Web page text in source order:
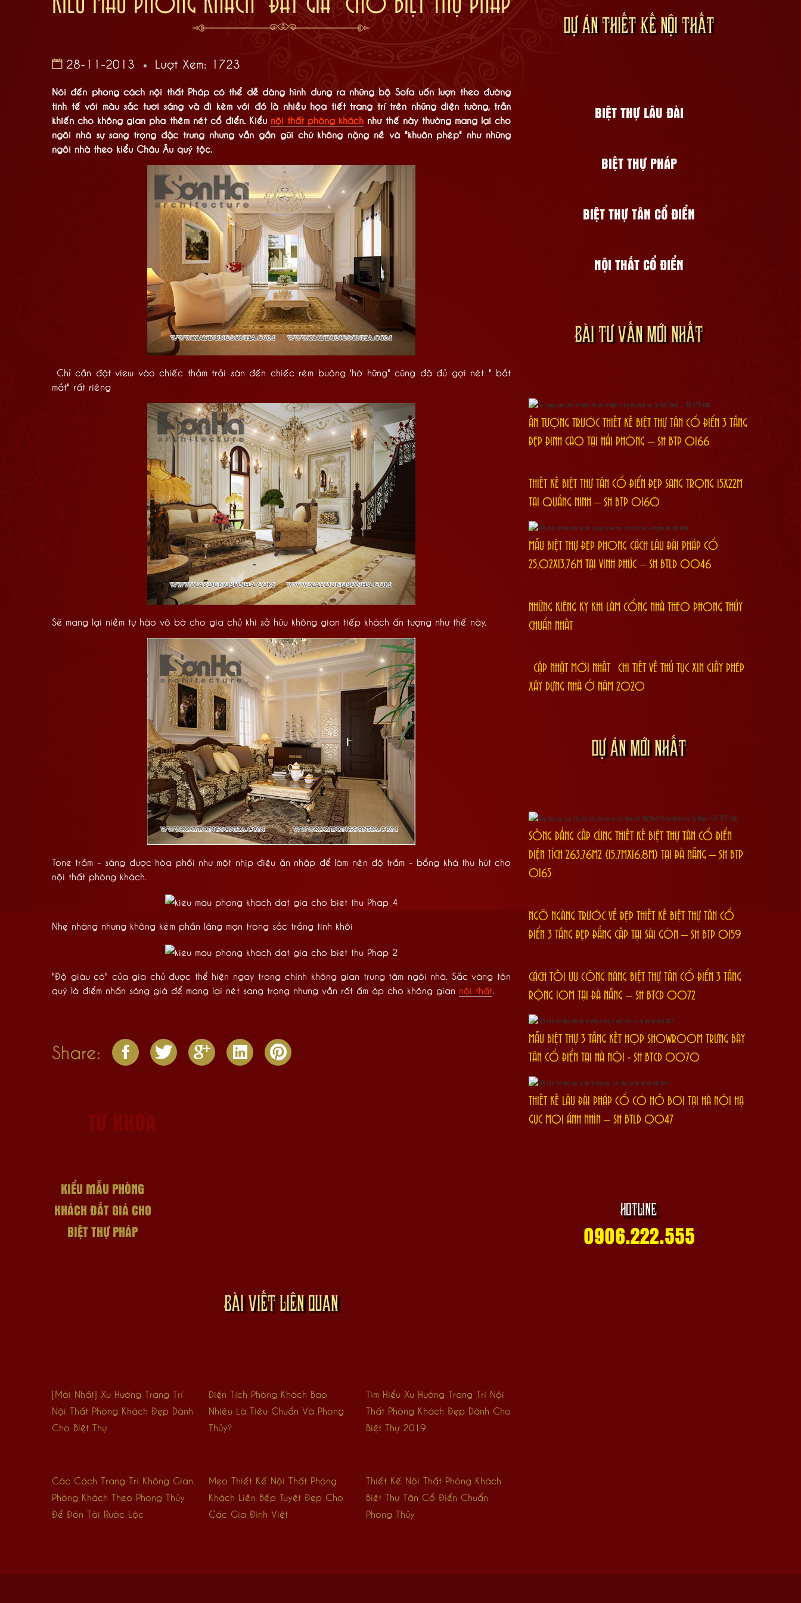
28-11-2013 Lượt Xem: 1723
Nói đến phong cách nội thất Pháp có thể dễ dàng hình dung ra những bộ Sofa uốn lượn theo đường
tinh tế với màu sắc tươi sáng và đi kèm với đó là nhiều họa tiết trang trí trên những diện tường, trần
khiến cho không gian pha thêm nét cổ điển. Kiểu nội thất phòng khách như thế này thường mang lại cho
ngôi nhà sự sang trọng đặc trưng nhưng vẫn gần gũi chứ không nặng nề và "khuôn phép" như những
ngôi nhà theo kiểu Châu Âu quý tộc.
Chỉ cần đặt view vào chiếc thảm trải sàn đến chiếc rèm buông 'hờ hững" cũng đã đủ gợi nét " bắt
mắt" rất riêng
Sẽ mang lại niềm tự hào vô bờ cho gia chủ khi sở hữu không gian tiếp khách ấn tượng như thế này.
Tone trầm - sáng được hòa phối như một nhịp điệu ăn nhập để làm nên độ trầm - bổng khá thu hút cho
nội thất phòng khách.
Nhẹ nhàng nhưng không kém phần lãng mạn trong sắc trắng tinh khôi
"Độ giàu có" của gia chủ được thể hiện ngay trong chính không gian trung tâm ngôi nhà. Sắc vàng tôn
quý là điểm nhấn sáng giá để mang lại nét sang trọng nhưng vẫn rất ấm áp cho không gian nội thất
Share:
TỪ KHÓA
KIỂU MẪU PHÒNG
KHÁCH ĐẮT GIÁ CHO
BIỆT THỰ PHÁP
BÀI VIẾT LIÊN QUAN
[Mới Nhất] Xu Hướng Trang Trí
Nội Thất Phòng Khách Đẹp Dành
Cho Biệt Thự
Diện Tích Phòng Khách Bao
Nhiêu Là Tiêu Chuẩn Và Phong
Thủy?
Tìm Hiểu Xu Hướng Trang Trí Nội
Thất Phòng Khách Đẹp Dành Cho
Biệt Thự 2019
Các Cách Trang Trí Không Gian
Phòng Khách Theo Phong Thủy
Để Đón Tài Rước Lộc
Mẹo Thiết Kế Nội Thất Phòng
Khách Liền Bếp Tuyệt Đẹp Cho
Các Gia Đình Việt
Thiết Kế Nội Thất Phòng Khách
Biệt Thự Tân Cổ Điển Chuẩn
Phong Thủy
DỰ ÁN THIẾT KẾ NỘI THẤT
BIỆT THỰ LÂU ĐÀI
BIỆT THỰ PHÁP
BIỆT THỰ TÂN CỔ ĐIỂN
NỘI THẤT CỔ ĐIỂN
BÀI TƯ VẤN MỚI NHẤT
ẤN TƯỢNG TRƯỚC THIẾT KẾ BIỆT THỰ TÂN CỔ ĐIỂN 3 TẦNG
ĐẸP ĐỈNH CAO TẠI HẢI PHÒNG – SH BTP 0166
THIẾT KẾ BIỆT THỰ TÂN CỔ ĐIỂN ĐẸP SANG TRỌNG 15X22M
TẠI QUẢNG NINH – SH BTP 0160
MẪU BIỆT THỰ ĐẸP PHONG CÁCH LÂU ĐÀI PHÁP CỔ
25,02X13,76M TẠI VĨNH PHÚC – SH BTLD 0046
NHỮNG KIÊNG KỴ KHI LÀM CỔNG NHÀ THEO PHONG THỦY
CHUẨN NHẤT
[CẬP NHẬT MỚI NHẤT] CHI TIẾT VỀ THỦ TỤC XIN GIẤY PHÉP
XÂY DỰNG NHÀ Ở NĂM 2020
DỰ ÁN MỚI NHẤT
SỐNG ĐẲNG CẤP CÙNG THIẾT KẾ BIỆT THỰ TÂN CỔ ĐIỂN
DIỆN TÍCH 263,76M2 (15,7MX16,8M) TẠI ĐÀ NẴNG – SH BTP
0165
NGỠ NGÀNG TRƯỚC VẺ ĐẸP THIẾT KẾ BIỆT THỰ TÂN CỔ
ĐIỂN 3 TẦNG ĐẸP ĐẲNG CẤP TẠI SÀI GÒN – SH BTP 0159
CÁCH TỐI ƯU CÔNG NĂNG BIỆT THỰ TÂN CỔ ĐIỂN 3 TẦNG
RỘNG 10M TẠI ĐÀ NẴNG – SH BTCD 0072
MẪU BIỆT THỰ 3 TẦNG KẾT HỢP SHOWROOM TRƯNG BÀY
TÂN CỔ ĐIỂN TẠI HÀ NỘI - SH BTCD 0070
THIẾT KẾ LÂU ĐÀI PHÁP CỔ CÓ HỒ BƠI TẠI HÀ NỘI HẠ
GỤC MỌI ÁNH NHÌN – SH BTLD 0047
HOTLINE
0906.222.555